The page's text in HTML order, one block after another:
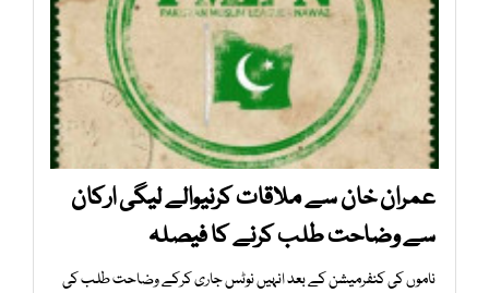
عمران خان سے ملاقات کرنیوالے لیگی ارکان
سے وضاحت طلب کرنے کا فیصلہ
ناموں کی کنفرمیشن کے بعد انہیں نوٹس جاری کرکے وضاحت طلب کی